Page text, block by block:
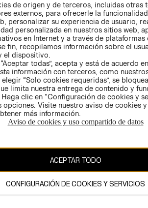
COOKIES
LIBRO DE
web está protegido por copyright y es
& Mauritz AB.
de origen y de terceros, incluidas otras
externos, para ofrecerle la
personalizar su experiencia de usuario,
personalizada en nuestros sitios web,
en Internet y a través de plataformas
fin, recopilamos información sobre el
el dispositivo.
todas”, acepta y está de acuerdo
información con terceros, como
“Solo cookies requeridas”, se
limita nuestra entrega de contenido y
clic en “Configuración de cookies y
opciones. Visite nuestro aviso de cookies
más información.
Aviso de cookies y uso compartido de datos
ACEPTAR TODO
CONFIGURACIÓN DE COOKIES Y SERVICIOS